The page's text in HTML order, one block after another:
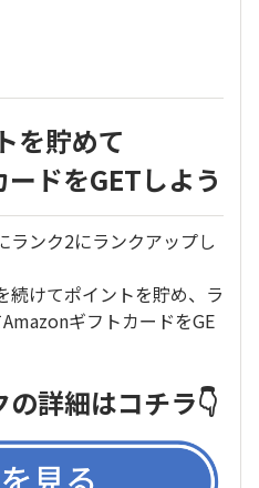
を貯めて
ドをGETしよう
ランク2にランクアップし
続けてポイントを貯め、ラ
ギフトカードをGE
詳細はコチラ👇